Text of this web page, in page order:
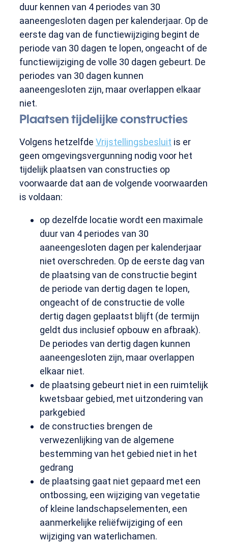
duur kennen van 4 periodes van 30
aaneengesloten dagen per kalenderjaar. Op de
eerste dag van de functiewijziging begint de
periode van 30 dagen te lopen, ongeacht of de
functiewijziging de volle 30 dagen gebeurt. De
periodes van 30 dagen kunnen
aaneengesloten zijn, maar overlappen elkaar
niet.
Plaatsen tijdelijke constructies
Volgens hetzelfde Vrijstellingsbesluit is er
geen omgevingsvergunning nodig voor het
tijdelijk plaatsen van constructies op
voorwaarde dat aan de volgende voorwaarden
is voldaan:
op dezelfde locatie wordt een maximale
duur van 4 periodes van 30
aaneengesloten dagen per kalenderjaar
niet overschreden. Op de eerste dag van
de plaatsing van de constructie begint
de periode van dertig dagen te lopen,
ongeacht of de constructie de volle
dertig dagen geplaatst blijft (de termijn
geldt dus inclusief opbouw en afbraak).
De periodes van dertig dagen kunnen
aaneengesloten zijn, maar overlappen
elkaar niet.
de plaatsing gebeurt niet in een ruimtelijk
kwetsbaar gebied, met uitzondering van
parkgebied
de constructies brengen de
verwezenlijking van de algemene
bestemming van het gebied niet in het
gedrang
de plaatsing gaat niet gepaard met een
ontbossing, een wijziging van vegetatie
of kleine landschapselementen, een
aanmerkelijke reliëfwijziging of een
wijziging van waterlichamen.